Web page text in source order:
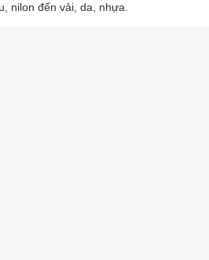
nilon đến vải, da, nhựa.